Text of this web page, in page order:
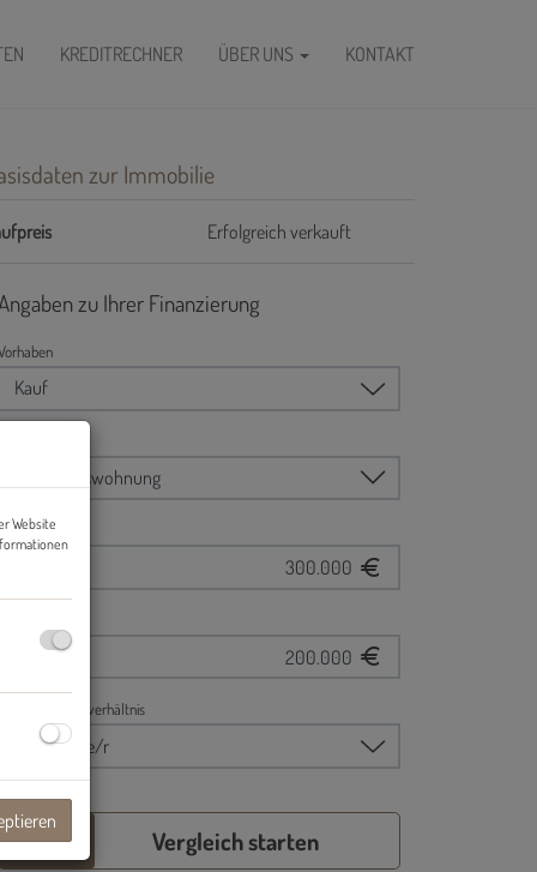
KREDITRECHNER ÜBER UNS KONTAKT
zur Immobilie
Erfolgreich verkauft
Website